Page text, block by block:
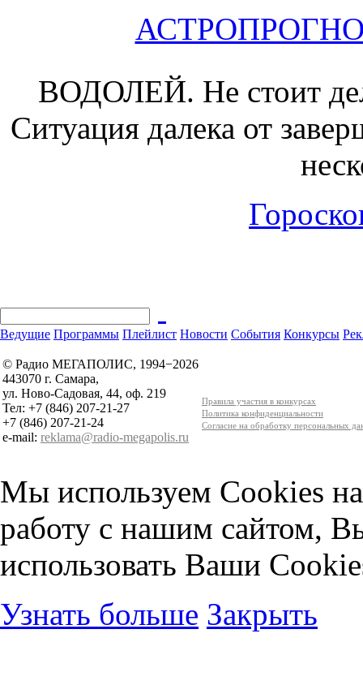
ВОДОЛЕЙ. Не стоит
Ситуация далека от
Ведущие Программы Плейлист Новости События Конкурсы
© Радио МЕГАПОЛИС, 1994−2026
443070 г. Самара,
ул. Ново-Садовая, 44, оф. 219
Тел: +7 (846) 207-21-27
+7 (846) 207-21-24
e-mail: reklama@radio-megapolis.ru
Правила участия в конкурсах
Политика конфиденциальности
Согласие на обработку персональных
Мы используем Cookies
работу с нашим сайтом,
использовать Ваши
Узнать больше Закрыть